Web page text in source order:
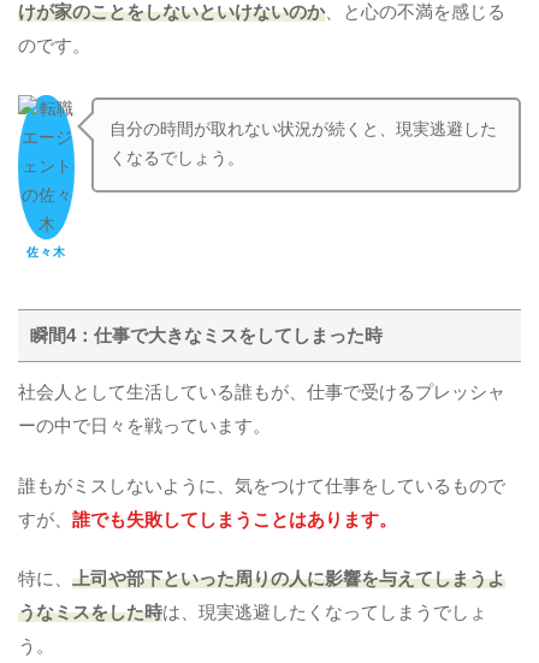
けが家のことをしないといけないのか、と心の不満を感じる
のです。
佐々木
自分の時間が取れない状況が続くと、現実逃避した
くなるでしょう。
瞬間4：仕事で大きなミスをしてしまった時
社会人として生活している誰もが、仕事で受けるプレッシャ
ーの中で日々を戦っています。
誰もがミスしないように、気をつけて仕事をしているもので
すが、 誰でも失敗してしまうことはあります。
特に、 上司や部下といった周りの人に影響を与えてしまうよ
うなミスをした時は、現実逃避したくなってしまうでしょ
う。